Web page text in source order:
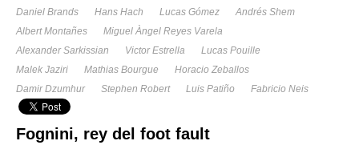
Daniel Brands
Hans Hach Lucas Gómez
Andrés Shem
Albert Montañes
Miguel Àngel Reyes Varela
Alexander Sarkissian
Victor Estrella
Lucas Pouille
Malek Jaziri
Mathias Bourgue
Horacio Zeballos
Damir Dzumhur
Stephen Robert Luis Patiño Fabricio Neis
Fognini, rey del foot fault